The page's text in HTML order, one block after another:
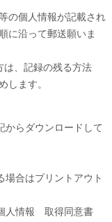
の個人情報が記載され
に沿って郵送願いま
、記録の残る方法
します。
らダウンロードして
合はプリントアウト
人情報 取得同意書